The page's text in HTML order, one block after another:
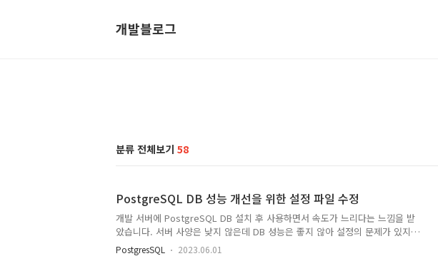
개발블로그
분류 전체보기 58
PostgreSQL DB 성능 개선을 위한 설정 파일 수정
개발 서버에 PostgreSQL DB 설치 후 사용하면서 속도가 느리다는 느낌을 받
았습니다. 서버 사양은 낮지 않은데 DB 성능은 좋지 않아 설정의 문제가 있지
않을까 싶어 개선 방법을 찾아보았습니다. PostgreSQL 의 기본 설정은 최고의
성능을 내기 보다는 가능한 다양한 기기에서 잘 동작할 수 있도록 보수적으로 잡
PostgresSQL 2023.06.01